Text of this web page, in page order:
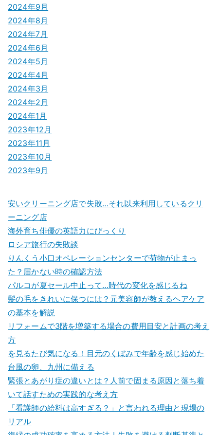
2024年9月
2024年8月
2024年7月
2024年6月
2024年5月
2024年4月
2024年3月
2024年2月
2024年1月
2023年12月
2023年11月
2023年10月
2023年9月
安いクリーニング店で失敗…それ以来利用しているクリ
ーニング店
海外育ち俳優の英語力にびっくり
ロシア旅行の失敗談
りんくう小口オペレーションセンターで荷物が止まっ
た？届かない時の確認方法
パルコが夏セール中止って…時代の変化を感じるね
髪の毛をきれいに保つには？元美容師が教えるヘアケア
の基本を解説
リフォームで3階を増築する場合の費用目安と計画の考え
方
を見るたび気になる！目元のくぼみで年齢を感じ始めた
台風の卵、九州に備える
緊張とあがり症の違いとは？人前で固まる原因と落ち着
いて話すための実践的な考え方
「看護師の給料は高すぎる？」と言われる理由と現場の
リアル